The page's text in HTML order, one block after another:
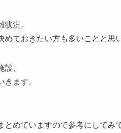
況。
ておきたい方も多いことと思
、
ます。
めていますので参考にしてみ